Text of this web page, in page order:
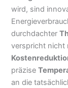
wird, sind
durchdachter
verspricht nicht
präzise
an die